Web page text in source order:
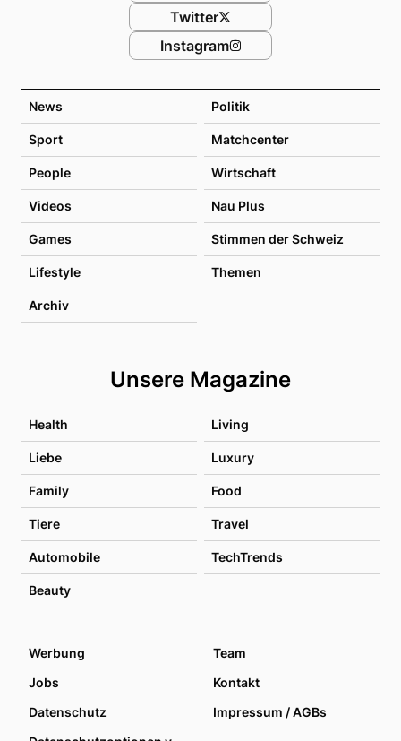
News Politik
Sport Matchcenter
People Wirtschaft
Videos Nau Plus
Games Stimmen der Schweiz
Lifestyle Themen
Archiv
Unsere Magazine
Health Living
Liebe Luxury
Family Food
Tiere Travel
Automobile TechTrends
Beauty
Twitter
Instagram
Werbung
Team
Jobs
Kontakt
Datenschutz
Impressum / AGBs